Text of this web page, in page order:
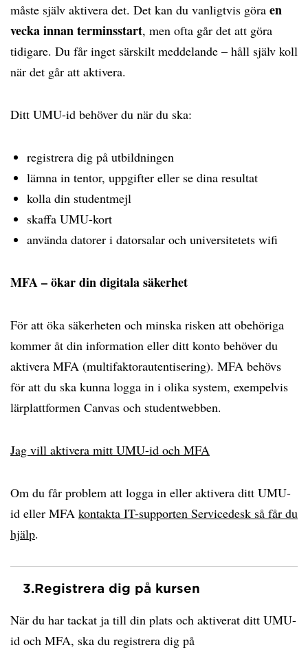
måste själv aktivera det. Det kan du vanligtvis göra en
vecka innan terminsstart, men ofta går det att göra
tidigare. Du får inget särskilt meddelande – håll själv koll
när det går att aktivera.
Ditt UMU-id behöver du när du ska:
registrera dig på utbildningen
lämna in tentor, uppgifter eller se dina resultat
kolla din studentmejl
skaffa UMU-kort
använda datorer i datorsalar och universitetets wifi
MFA – ökar din digitala säkerhet
För att öka säkerheten och minska risken att obehöriga
kommer åt din information eller ditt konto behöver du
aktivera MFA (multifaktorautentisering). MFA behövs
för att du ska kunna logga in i olika system, exempelvis
lärplattformen Canvas och studentwebben.
Jag vill aktivera mitt UMU-id och MFA
Om du får problem att logga in eller aktivera ditt UMU-
id eller MFA kontakta IT-supporten Servicedesk så får du
hjälp.
3.Registrera dig på kursen
När du har tackat ja till din plats och aktiverat ditt UMU-
id och MFA, ska du registrera dig på